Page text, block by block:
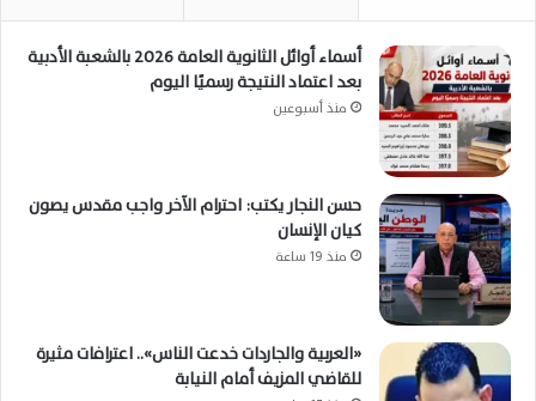
أسماء أوائل الثانوية العامة 2026 بالشعبة الأدبية
بعد اعتماد النتيجة رسميًا اليوم
منذ أسبوعين
حسن النجار يكتب: احترام الآخر واجب مقدس يصون
كيان الإنسان
منذ 19 ساعة
«العربية والجاردات خدعت الناس».. اعترافات مثيرة
للقاضي المزيف أمام النيابة